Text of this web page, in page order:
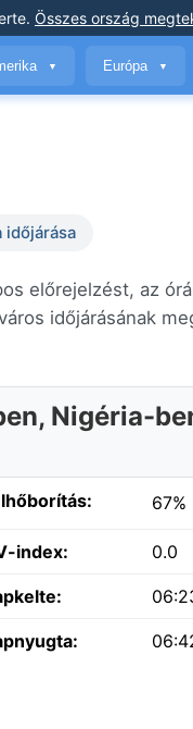
. Összes ország
▼ Európa ▼
időjárása
előrejelzést, az
időjárásának
Nigéria-
67%
index: 0.0